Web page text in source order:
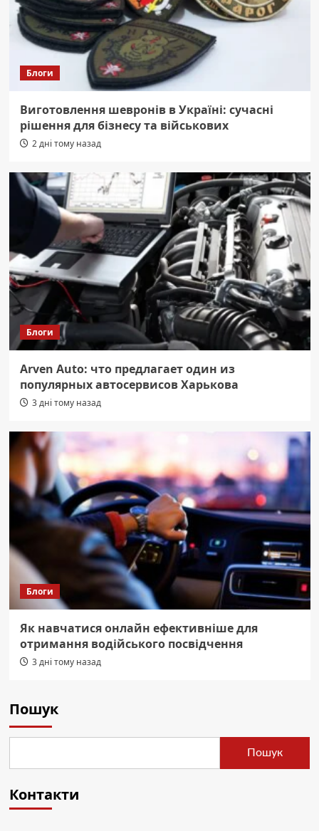
Блоги
Виготовлення шевронів в Україні: сучасні
рішення для бізнесу та військових
2 дні тому назад
Блоги
Arven Auto: что предлагает один из
популярных автосервисов Харькова
3 дні тому назад
Блоги
Як навчатися онлайн ефективніше для
отримання водійського посвідчення
3 дні тому назад
Пошук
Пошук
Контакти